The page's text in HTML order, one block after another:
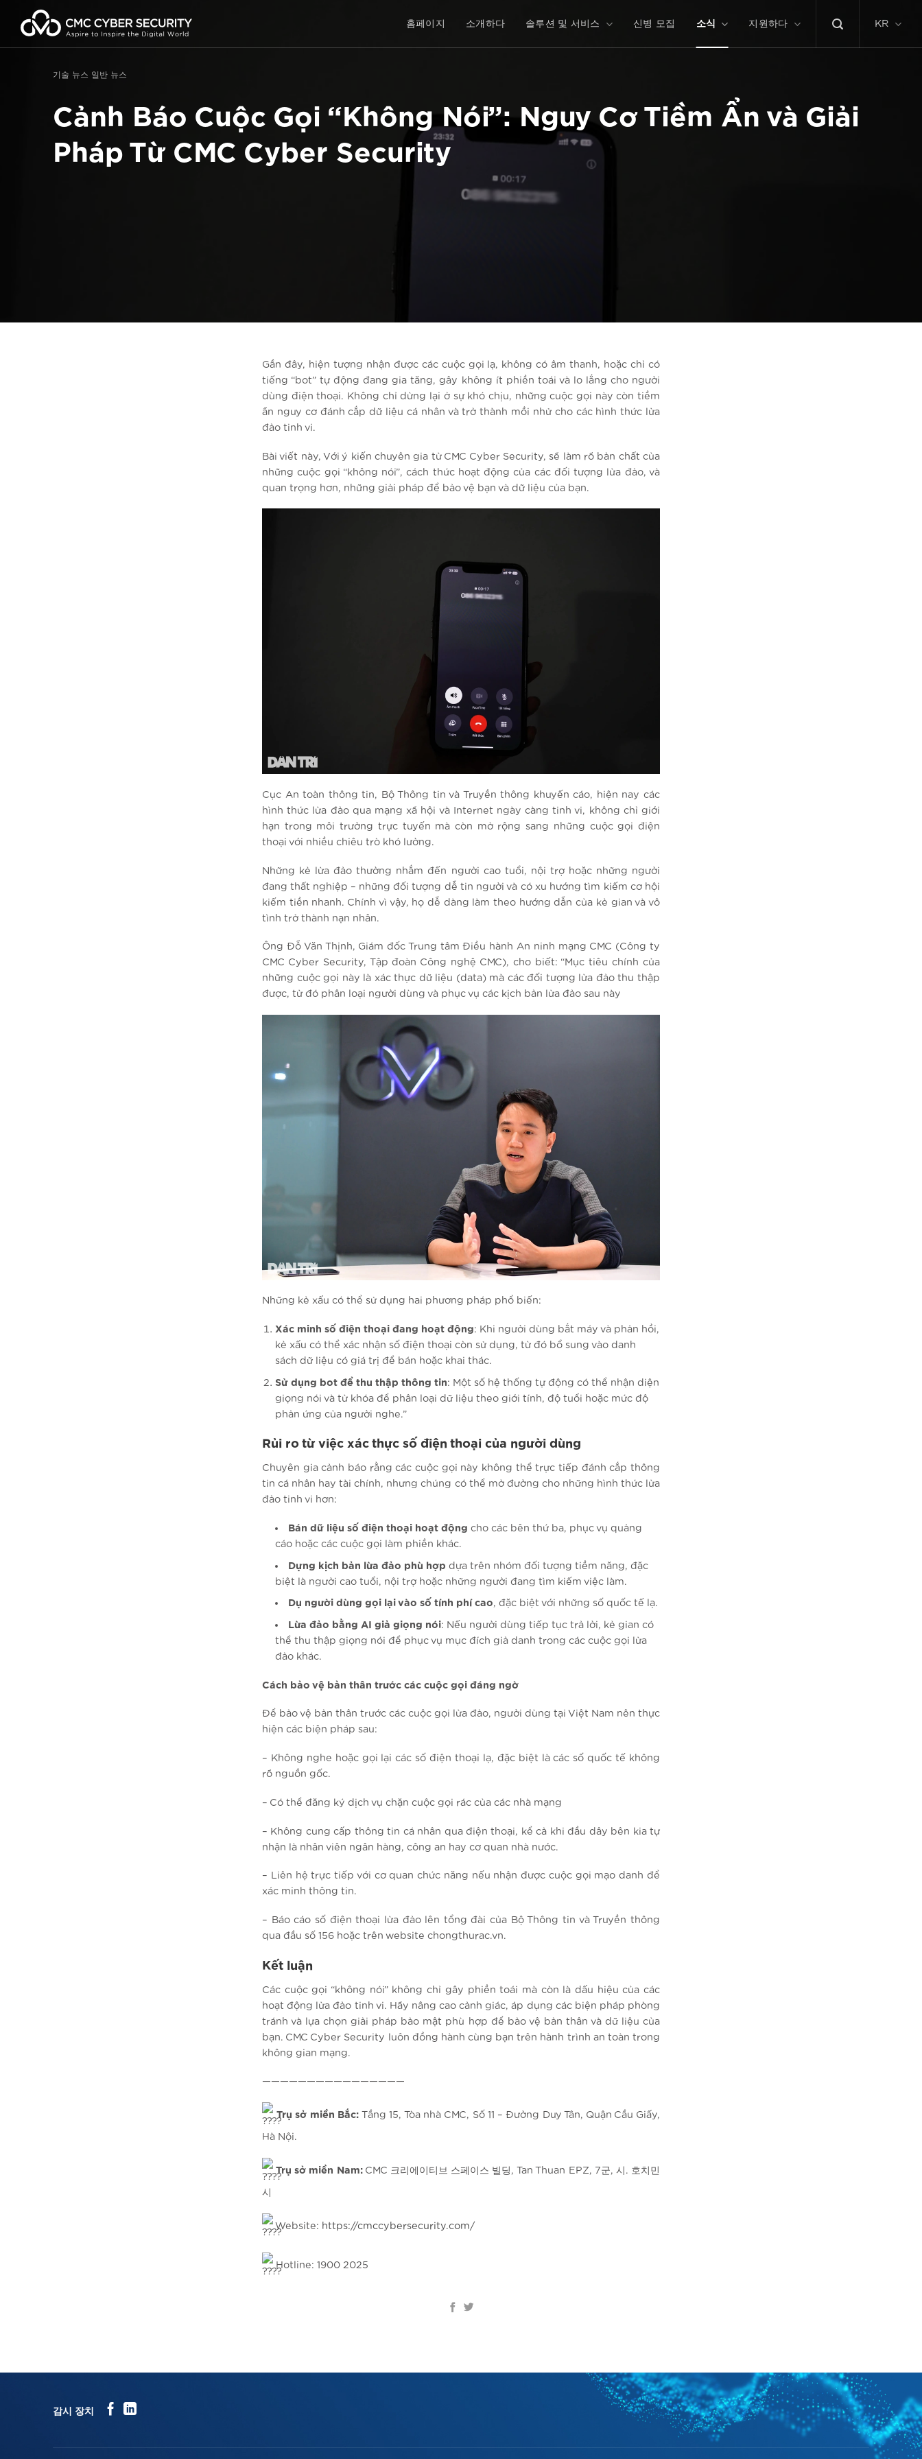
홈페이지 소개하다 솔루션 및 서비스 신병 모집 소식 지원하다 KR
기술 뉴스 일반 뉴스
Cảnh Báo Cuộc Gọi “Không Nói”: Nguy Cơ Tiềm Ẩn và Giải
Pháp Từ CMC Cyber Security
Gần đây, hiện tượng nhận được các cuộc gọi lạ, không có âm thanh, hoặc chỉ có
tiếng “bot” tự động đang gia tăng, gây không ít phiền toái và lo lắng cho người
dùng điện thoại. Không chỉ dừng lại ở sự khó chịu, những cuộc gọi này còn tiềm
ẩn nguy cơ đánh cắp dữ liệu cá nhân và trở thành mồi nhử cho các hình thức lừa
đảo tinh vi.
Bài viết này, Với ý kiến chuyên gia từ CMC Cyber Security, sẽ làm rõ bản chất của
những cuộc gọi “không nói”, cách thức hoạt động của các đối tượng lừa đảo, và
quan trọng hơn, những giải pháp để bảo vệ bạn và dữ liệu của bạn.
Cục An toàn thông tin, Bộ Thông tin và Truyền thông khuyến cáo, hiện nay các
hình thức lừa đảo qua mạng xã hội và Internet ngày càng tinh vi, không chỉ giới
hạn trong môi trường trực tuyến mà còn mở rộng sang những cuộc gọi điện
thoại với nhiều chiêu trò khó lường.
Những kẻ lừa đảo thường nhắm đến người cao tuổi, nội trợ hoặc những người
đang thất nghiệp – những đối tượng dễ tin người và có xu hướng tìm kiếm cơ hội
kiếm tiền nhanh. Chính vì vậy, họ dễ dàng làm theo hướng dẫn của kẻ gian và vô
tình trở thành nạn nhân.
Ông Đỗ Văn Thịnh, Giám đốc Trung tâm Điều hành An ninh mạng CMC (Công ty
CMC Cyber Security, Tập đoàn Công nghệ CMC), cho biết: “Mục tiêu chính của
những cuộc gọi này là xác thực dữ liệu (data) mà các đối tượng lừa đảo thu thập
được, từ đó phân loại người dùng và phục vụ các kịch bản lừa đảo sau này
Những kẻ xấu có thể sử dụng hai phương pháp phổ biến:
Xác minh số điện thoại đang hoạt động: Khi người dùng bắt máy và phản hồi,
kẻ xấu có thể xác nhận số điện thoại còn sử dụng, từ đó bổ sung vào danh
sách dữ liệu có giá trị để bán hoặc khai thác.
Sử dụng bot để thu thập thông tin: Một số hệ thống tự động có thể nhận diện
giọng nói và từ khóa để phân loại dữ liệu theo giới tính, độ tuổi hoặc mức độ
phản ứng của người nghe.”
Rủi ro từ việc xác thực số điện thoại của người dùng
Chuyên gia cảnh báo rằng các cuộc gọi này không thể trực tiếp đánh cắp thông
tin cá nhân hay tài chính, nhưng chúng có thể mở đường cho những hình thức lừa
đảo tinh vi hơn:
Bán dữ liệu số điện thoại hoạt động cho các bên thứ ba, phục vụ quảng
cáo hoặc các cuộc gọi làm phiền khác.
Dựng kịch bản lừa đảo phù hợp dựa trên nhóm đối tượng tiềm năng, đặc
biệt là người cao tuổi, nội trợ hoặc những người đang tìm kiếm việc làm.
Dụ người dùng gọi lại vào số tính phí cao, đặc biệt với những số quốc tế lạ.
Lừa đảo bằng AI giả giọng nói: Nếu người dùng tiếp tục trả lời, kẻ gian có
thể thu thập giọng nói để phục vụ mục đích giả danh trong các cuộc gọi lừa
đảo khác.
Cách bảo vệ bản thân trước các cuộc gọi đáng ngờ
Để bảo vệ bản thân trước các cuộc gọi lừa đảo, người dùng tại Việt Nam nên thực
hiện các biện pháp sau:
– Không nghe hoặc gọi lại các số điện thoại lạ, đặc biệt là các số quốc tế không
rõ nguồn gốc.
– Có thể đăng ký dịch vụ chặn cuộc gọi rác của các nhà mạng
– Không cung cấp thông tin cá nhân qua điện thoại, kể cả khi đầu dây bên kia tự
nhận là nhân viên ngân hàng, công an hay cơ quan nhà nước.
– Liên hệ trực tiếp với cơ quan chức năng nếu nhận được cuộc gọi mạo danh để
xác minh thông tin.
– Báo cáo số điện thoại lừa đảo lên tổng đài của Bộ Thông tin và Truyền thông
qua đầu số 156 hoặc trên website chongthurac.vn.
Kết luận
Các cuộc gọi “không nói” không chỉ gây phiền toái mà còn là dấu hiệu của các
hoạt động lừa đảo tinh vi. Hãy nâng cao cảnh giác, áp dụng các biện pháp phòng
tránh và lựa chọn giải pháp bảo mật phù hợp để bảo vệ bản thân và dữ liệu của
bạn. CMC Cyber Security luôn đồng hành cùng bạn trên hành trình an toàn trong
không gian mạng.
————————————————
Trụ sở miền Bắc: Tầng 15, Tòa nhà CMC, Số 11 – Đường Duy Tân, Quận Cầu Giấy,
Hà Nội.
Trụ sở miền Nam:CMC 크리에이티브 스페이스 빌딩, Tan Thuan EPZ, 7군, 시. 호치민
시
Website: https://cmccybersecurity.com/
Hotline: 1900 2025
감시 장치